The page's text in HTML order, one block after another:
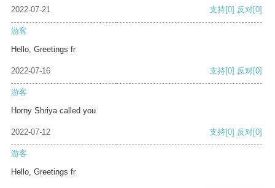
2022-07-21 支持[0] 反对[0]
游客
Hello, Greetings fr
2022-07-16 支持[0] 反对[0]
游客
Horny Shriya called you
2022-07-12 支持[0] 反对[0]
游客
Hello, Greetings fr